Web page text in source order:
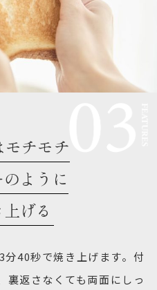
チモチ
ように
げる
分40秒で焼き上げます。付
裏返さなくても両面にしっ